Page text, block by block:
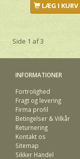
LÆG I KURV
Side 1 af 3
INFORMATIONER
Fortrolighed
Fragt og levering
Firma profil
Betingelser & Vilkår
Returnering
Kontakt os
Sitemap
Sikker Handel